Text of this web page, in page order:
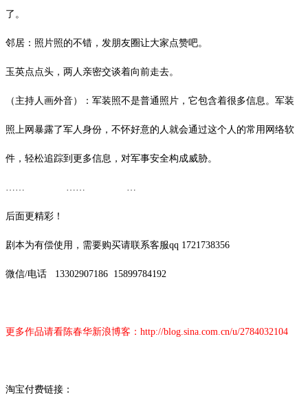
了。
邻居：照片照的不错，发朋友圈让大家点赞吧。
玉英点点头，两人亲密交谈着向前走去。
（主持人画外音）： 军装照不是普通照片，它包含着很多信息。军装
照上网暴露了军人身份，不怀好意的人就会通过这个人的常用网络软
件，轻松追踪到更多信息，对军事安全构成威胁。
后面更精彩！
剧本为有偿使用，需要购买请联系客服qq 1721738356
微信/电话 13302907186 15899784192
更多作品请看陈春华新浪博客： http://blog.sina.com.cn/u/2784032104
淘宝付费链接：